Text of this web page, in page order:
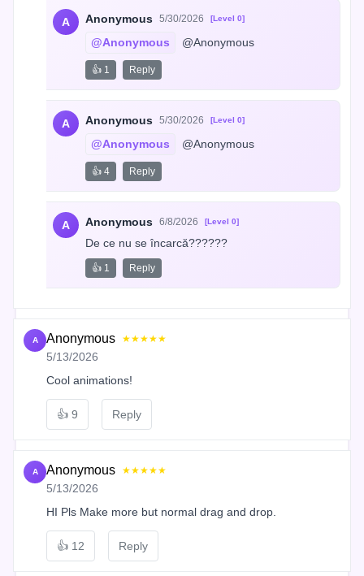
A Anonymous 5/30/2026 [Level 0]
@Anonymous @Anonymous
👍 1 Reply
A Anonymous 5/30/2026 [Level 0]
@Anonymous @Anonymous
👍 4 Reply
A Anonymous 6/8/2026 [Level 0]
De ce nu se încarcă??????
👍 1 Reply
A Anonymous ★★★★★
5/13/2026
Cool animations!
👍 9 Reply
A Anonymous ★★★★★
5/13/2026
HI Pls Make more but normal drag and drop.
👍 12 Reply